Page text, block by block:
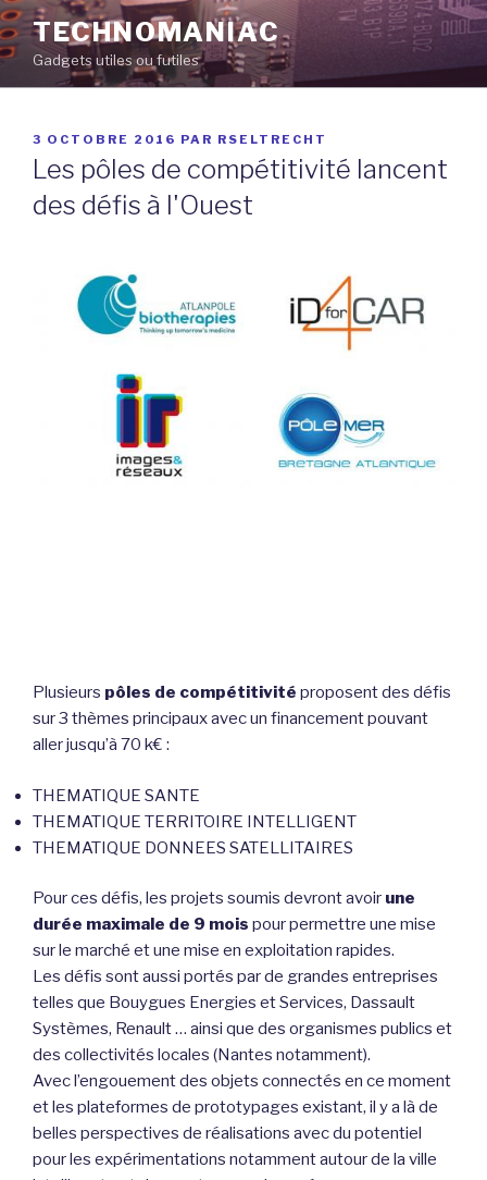
Aller
au
contenu
principal
TECHNOMANIAC
Gadgets utiles ou futiles
PUBLIÉ
LE
3 OCTOBRE 2016 PAR RSELTRECHT
Les pôles de compétitivité lancent
des défis à l'Ouest
Plusieurs pôles de compétitivité proposent des défis
sur 3 thèmes principaux avec un financement pouvant
aller jusqu’à 70 k€ :
THEMATIQUE SANTE
THEMATIQUE TERRITOIRE INTELLIGENT
THEMATIQUE DONNEES SATELLITAIRES
Pour ces défis, les projets soumis devront avoir une
durée maximale de 9 mois pour permettre une mise
sur le marché et une mise en exploitation rapides.
Les défis sont aussi portés par de grandes entreprises
telles que Bouygues Energies et Services, Dassault
Systèmes, Renault … ainsi que des organismes publics et
des collectivités locales (Nantes notamment).
Avec l’engouement des objets connectés en ce moment
et les plateformes de prototypages existant, il y a là de
belles perspectives de réalisations avec du potentiel
pour les expérimentations notamment autour de la ville